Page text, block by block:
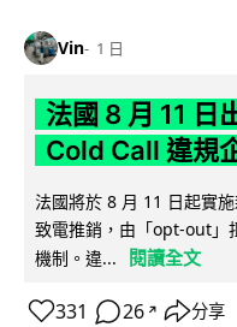
Vin 1 日
法國 8 月 11 日
Cold Call 違規
法國將於 8 月 11 日起實
致電推銷，由「opt-out」
機制。違...
閱讀全文
331 26 ↗ 分享